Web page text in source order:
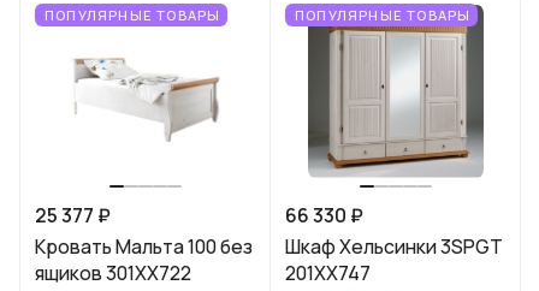
ПОПУЛЯРНЫЕ ТОВАРЫ
25 377 ₽
Кровать Мальта 100 без
ящиков 301XX722
ПОПУЛЯРНЫЕ ТОВАРЫ
66 330 ₽
Шкаф Хельсинки 3SPGT
201XX747